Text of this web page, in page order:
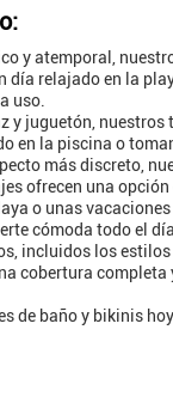
y atemporal,
día relajado en la
uso.
y juguetón,
en la piscina o
más discreto,
ofrecen una
o unas
cómoda todo el
incluidos los
cobertura
de baño y bikinis